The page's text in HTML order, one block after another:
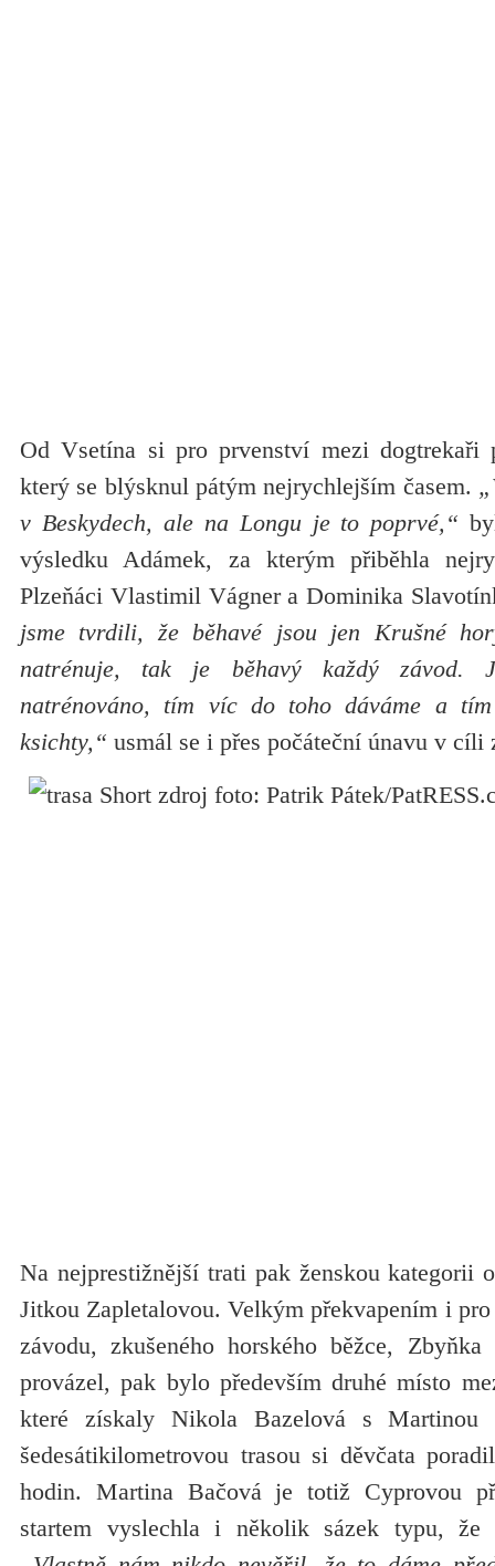
Od Vsetína si pro prvenství mezi dogtrekaři
který se blýsknul pátým nejrychlejším časem.
v Beskydech, ale na Longu je to poprvé,“
výsledku Adámek, za kterým přiběhla
Plzeňáci Vlastimil Vágner a Dominika
jsme tvrdili, že běhavé jsou jen Krušné
natrénuje, tak je běhavý každý závod.
natrénováno, tím víc do toho dáváme a
ksichty,“ usmál se i přes počáteční únavu v cíli
Na nejprestižnější trati pak ženskou kategorii
Jitkou Zapletalovou. Velkým překvapením i pro
závodu, zkušeného horského běžce,
provázel, pak bylo především druhé místo
které získaly Nikola Bazelová s
šedesátikilometrovou trasou si děvčata
hodin. Martina Bačová je totiž Cyprovou
startem vyslechla i několik sázek typu, že